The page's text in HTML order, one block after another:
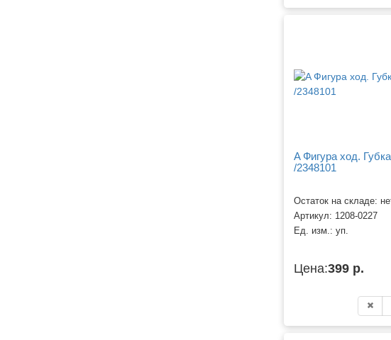
A Фигура ход.
/2348101
Остаток на складе:
Артикул: 1208-0227
Ед. изм.: уп.
Цена:399 р.